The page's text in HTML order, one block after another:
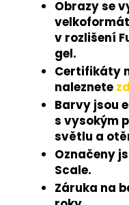
Obrazy se
v rozlišení
gel.
Certifikáty
naleznete
Barvy jsou
s vysokým
světlu a
Označeny
Scale.
Záruka na